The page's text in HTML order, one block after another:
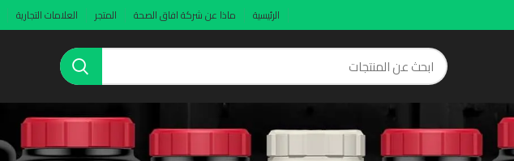
الرئيسية ماذا عن شركة افاق الصحة المتجر العلامات التجارية